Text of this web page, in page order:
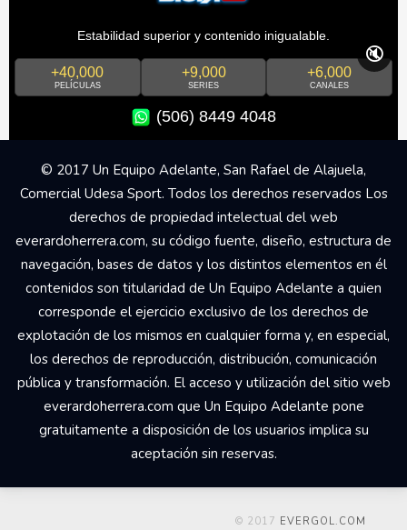
Estabilidad superior y contenido inigualable.
+40,000
PELÍCULAS
+9,000
SERIES
+6,000
CANALES
(506) 8449 4048
🔇
© 2017 Un Equipo Adelante, San Rafael de Alajuela,
Comercial Udesa Sport. Todos los derechos reservados Los
derechos de propiedad intelectual del web
everardoherrera.com, su código fuente, diseño, estructura de
navegación, bases de datos y los distintos elementos en él
contenidos son titularidad de Un Equipo Adelante a quien
corresponde el ejercicio exclusivo de los derechos de
explotación de los mismos en cualquier forma y, en especial,
los derechos de reproducción, distribución, comunicación
pública y transformación. El acceso y utilización del sitio web
everardoherrera.com que Un Equipo Adelante pone
gratuitamente a disposición de los usuarios implica su
aceptación sin reservas.
© 2017 EVERGOL.COM